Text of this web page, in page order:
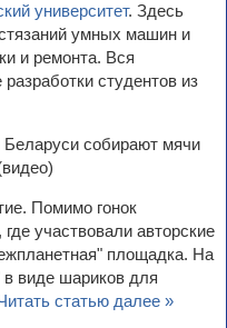
университет. Здесь
умных машин и
и ремонта. Вся
студентов из
Помимо гонок
участвовали авторские
площадка. На
виде шариков для
статью далее »